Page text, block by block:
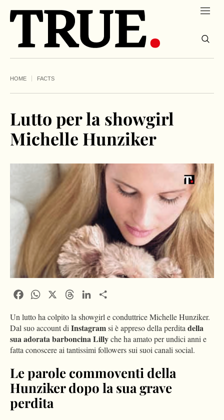
HOME FACTS
Lutto per la showgirl
Michelle Hunziker
FacebookWhatsApp ThreadsLinkedIn
Un lutto ha colpito la showgirl e conduttrice Michelle Hunziker.
Dal suo account diInstagramsi è appreso della perditadella
sua adorata barboncina Lillyche ha amato per undici anni e
fatta conoscere ai tantissimi followers sui suoi canali social.
Le parole commoventi della
Hunziker dopo la sua grave
perdita